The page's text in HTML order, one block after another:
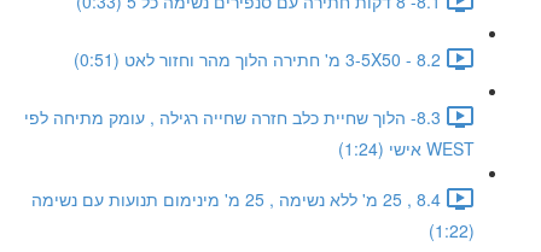
8.2 - 3-5X50 מ' חתירה הלוך מהר וחזור לאט (0:51)
8.3- הלוך שחיית כלב חזרה שחייה רגילה , עומק מתיחה לפי
WEST אישי (1:24)
8.4 , 25 מ' ללא נשימה , 25 מ' מינימום תנועות עם נשימה
(1:22)